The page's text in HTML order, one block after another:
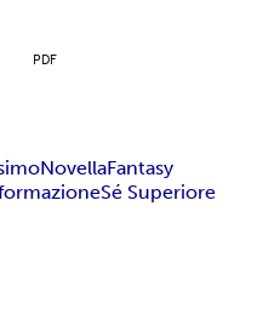
PDF
NovellaFantasy
Sé Superiore